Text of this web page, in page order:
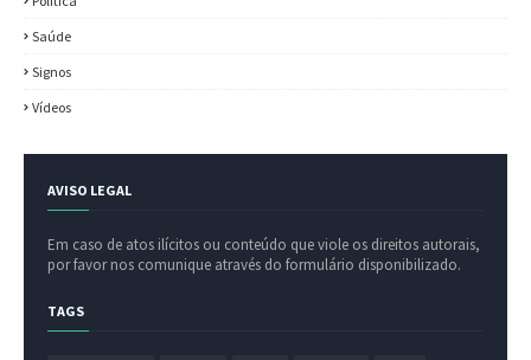
Saúde
Signos
Vídeos
AVISO LEGAL
Em caso de atos ilícitos ou conteúdo que viole os direitos autorais,
por favor nos comunique através do formulário disponibilizado.
TAGS